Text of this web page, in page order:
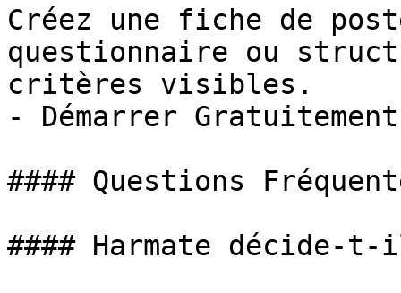
Créez une fiche de
questionnaire ou
critères visibles.
- Démarrer Gratuitement
#### Questions
#### Harmate décide-